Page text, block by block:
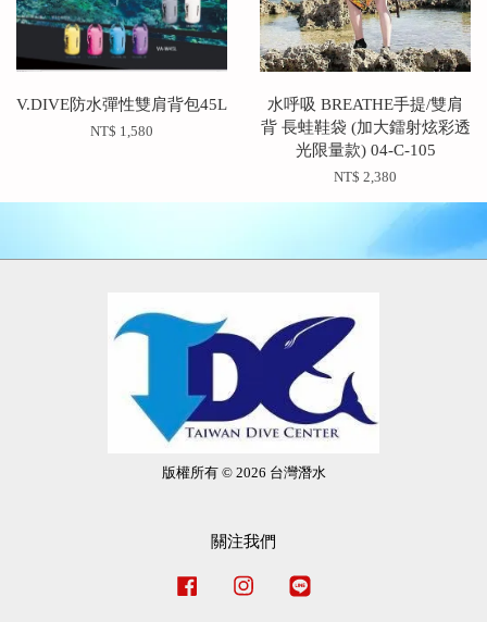
V.DIVE防水彈性雙肩背包45L
NT$ 1,580
水呼吸 BREATHE手提/雙肩
背 長蛙鞋袋 (加大鐳射炫彩透
光限量款) 04-C-105
NT$ 2,380
版權所有 © 2026 台灣潛水
關注我們
Facebook Instagram